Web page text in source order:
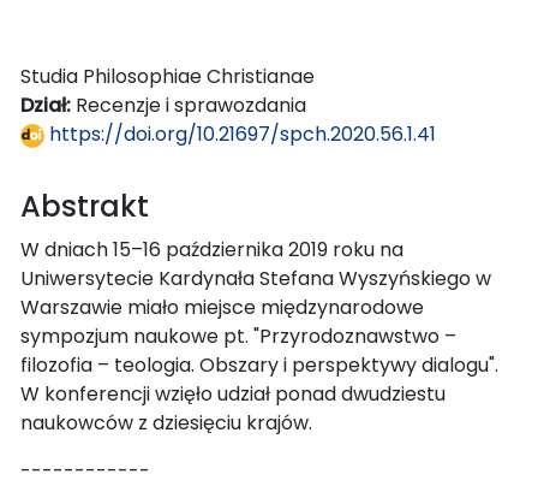
Studia Philosophiae Christianae
Dział: Recenzje i sprawozdania
https://doi.org/10.21697/spch.2020.56.1.41
Abstrakt
W dniach 15–16 października 2019 roku na
Uniwersytecie Kardynała Stefana Wyszyńskiego w
Warszawie miało miejsce międzynarodowe
sympozjum naukowe pt. "Przyrodoznawstwo –
filozofia – teologia. Obszary i perspektywy dialogu".
W konferencji wzięło udział ponad dwudziestu
naukowców z dziesięciu krajów.
------------